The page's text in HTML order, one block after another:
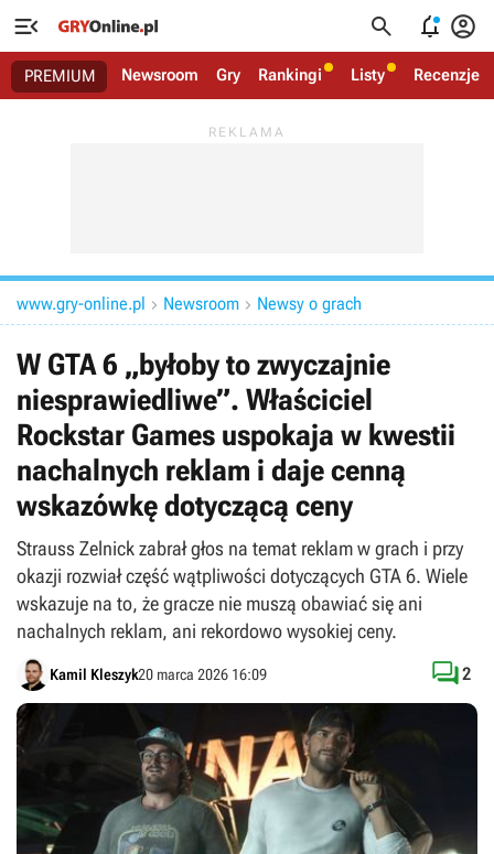
   
PREMIUM Newsroom Gry Rankingi Listy Recenzje
www.gry-online.pl  Newsroom  Newsy o grach
W GTA 6 „byłoby to zwyczajnie
niesprawiedliwe”. Właściciel
Rockstar Games uspokaja w kwestii
nachalnych reklam i daje cenną
wskazówkę dotyczącą ceny
Strauss Zelnick zabrał głos na temat reklam w grach i przy
okazji rozwiał część wątpliwości dotyczących GTA 6. Wiele
wskazuje na to, że gracze nie muszą obawiać się ani
nachalnych reklam, ani rekordowo wysokiej ceny.
Kamil Kleszyk20 marca 2026 16:09 2